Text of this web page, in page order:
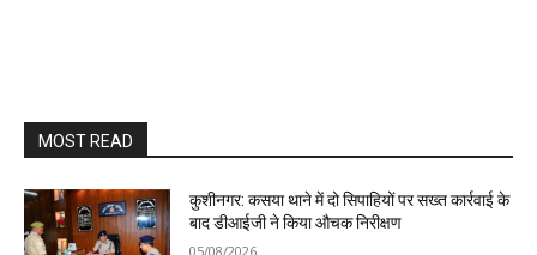
MOST READ
कुशीनगर: कसया थाने में दो सिपाहियों पर सख्त कार्रवाई के
बाद डीआईजी ने किया औचक निरीक्षण
05/08/2026